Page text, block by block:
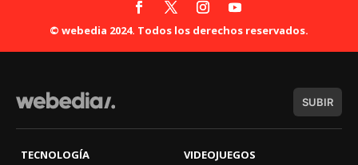
© webedia 2024. Todos los derechos reservados.
SUBIR
TECNOLOGÍA
VIDEOJUEGOS